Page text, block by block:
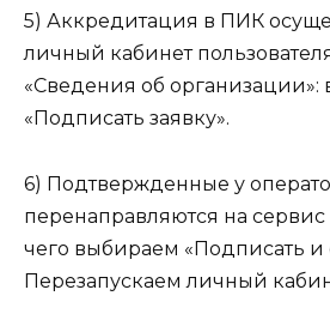
5) Аккредитация в ПИК
личный кабинет
«Сведения об организации»:
«Подписать заявку».
6) Подтвержденные у
перенаправляются на сервис
чего выбираем «Подписать и
Перезапускаем личный